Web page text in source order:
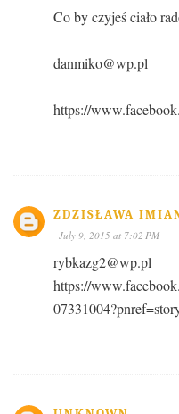
Co by czyjeś ciało
danmiko@wp.pl
https://
ZDZISŁAWA
July 9, 2015 at 7:02 PM
rybkazg2@wp.pl
https://